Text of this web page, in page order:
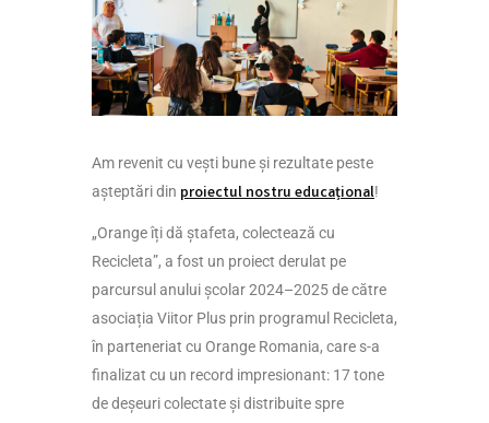
Am revenit cu vești bune și rezultate peste
așteptări din proiectul nostru educațional!
„Orange îți dă ștafeta, colectează cu
Recicleta”, a fost un proiect derulat pe
parcursul anului școlar 2024–2025 de către
asociația Viitor Plus prin programul Recicleta,
în parteneriat cu Orange Romania, care s-a
finalizat cu un record impresionant: 17 tone
de deșeuri colectate și distribuite spre